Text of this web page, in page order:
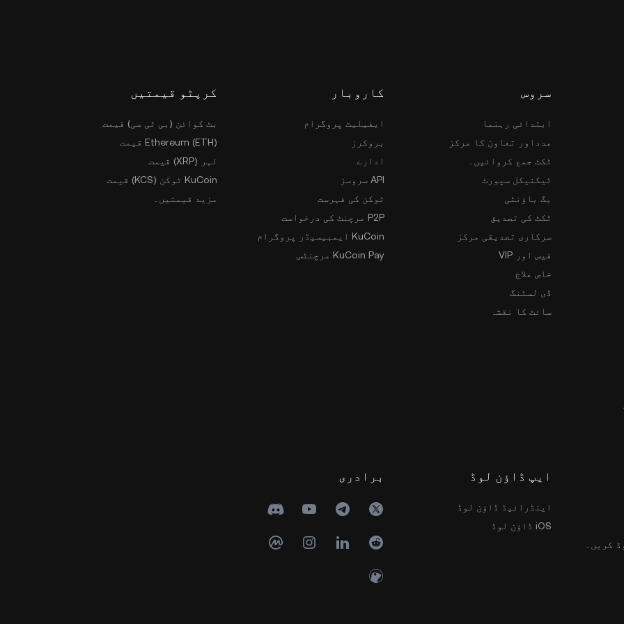
سروس
ابتدائی رہنما
مدداور تعاون کا مرکز
ٹکٹ جمع کروائیں۔
ٹیکنیکل سپورٹ
بگ باؤنٹی
ٹکٹ کی تصدیق
سرکاری تصدیقی مرکز
فیس اور VIP
خاص علاج
ڈی لسٹنگ
سائٹ کا نقشہ
کاروبار
ایفیلیٹ پروگرام
بروکرز
ادارے
API سروسز
ٹوکن کی فہرست
P2P مرچنٹ کی درخواست
KuCoin ایمبیسیڈر پروگرام
KuCoin Pay مرچنٹس
کرپٹو قیمتیں
بٹ کوائن (بی ٹی سی) قیمت
Ethereum (ETH) قیمت
لہر (XRP) قیمت
KuCoin ٹوکن (KCS) قیمت
مزید قیمتیں۔
کریں۔
ایپ ڈاؤن لوڈ
اینڈرائیڈ ڈاؤن لوڈ
iOS ڈاؤن لوڈ
برادری